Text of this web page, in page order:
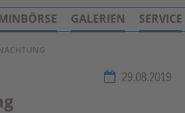
29.08.2019
GALERIEN SERVICE